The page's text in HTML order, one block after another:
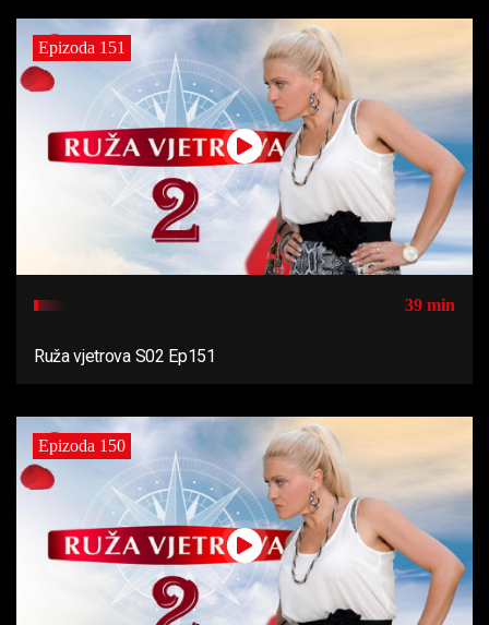
Epizoda 151
39 min
Ruža vjetrova S02 Ep151
Epizoda 150